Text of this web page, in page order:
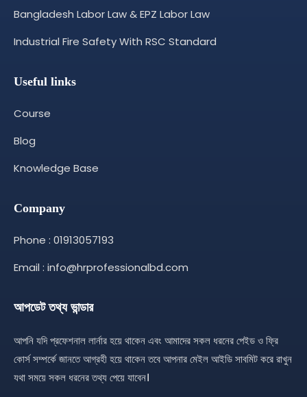
Bangladesh Labor Law & EPZ Labor Law
Industrial Fire Safety With RSC Standard
Useful links
Course
Blog
Knowledge Base
Company
Phone : 01913057193
Email : info@hrprofessionalbd.com
আপডেট তথ্য ভান্ডার
আপনি যদি প্রফেশনাল লার্নার হয়ে থাকেন এবং আমাদের সকল ধরনের পেইড ও ফ্রি
কোর্স সম্পর্কে জানতে আগ্রহী হয়ে থাকেন তবে আপনার মেইল আইডি সাবমিট করে রাখুন
যথা সময়ে সকল ধরনের তথ্য পেয়ে যাবেন।